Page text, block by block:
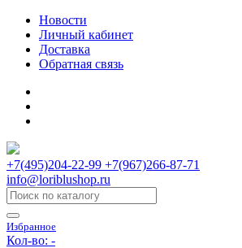
Новости
Личный кабинет
Доставка
Обратная связь
+7(495)204-22-99 +7(967)266-87-71
info@loriblushop.ru
Избранное
Кол-во: -